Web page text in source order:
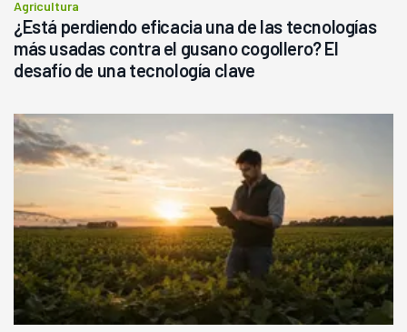
Agricultura
¿Está perdiendo eficacia una de las tecnologías
más usadas contra el gusano cogollero? El
desafío de una tecnología clave